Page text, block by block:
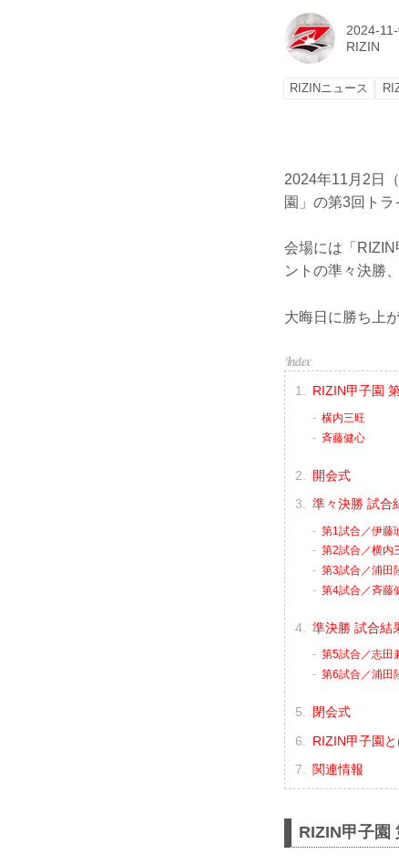
2024-
RIZIN
RIZINニュース
2024年11月2日
園」の第3回トラ
会場には「
ントの準々決勝
大晦日に勝ち上
RIZIN甲子園
横内三旺
⻫藤健心
開会式
準々決勝 試合
第1試合／伊藤
第2試合／横内
第3試合／浦田
第4試合／⻫藤
準決勝 試合結
第5試合／志田
第6試合／浦田
閉会式
RIZIN甲子園と
関連情報
RIZIN甲子園